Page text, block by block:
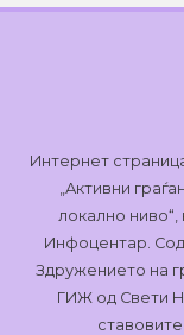
Интернет
„Активни
локално
Инфоцентар.
Здружението на
ГИЖ од Свети